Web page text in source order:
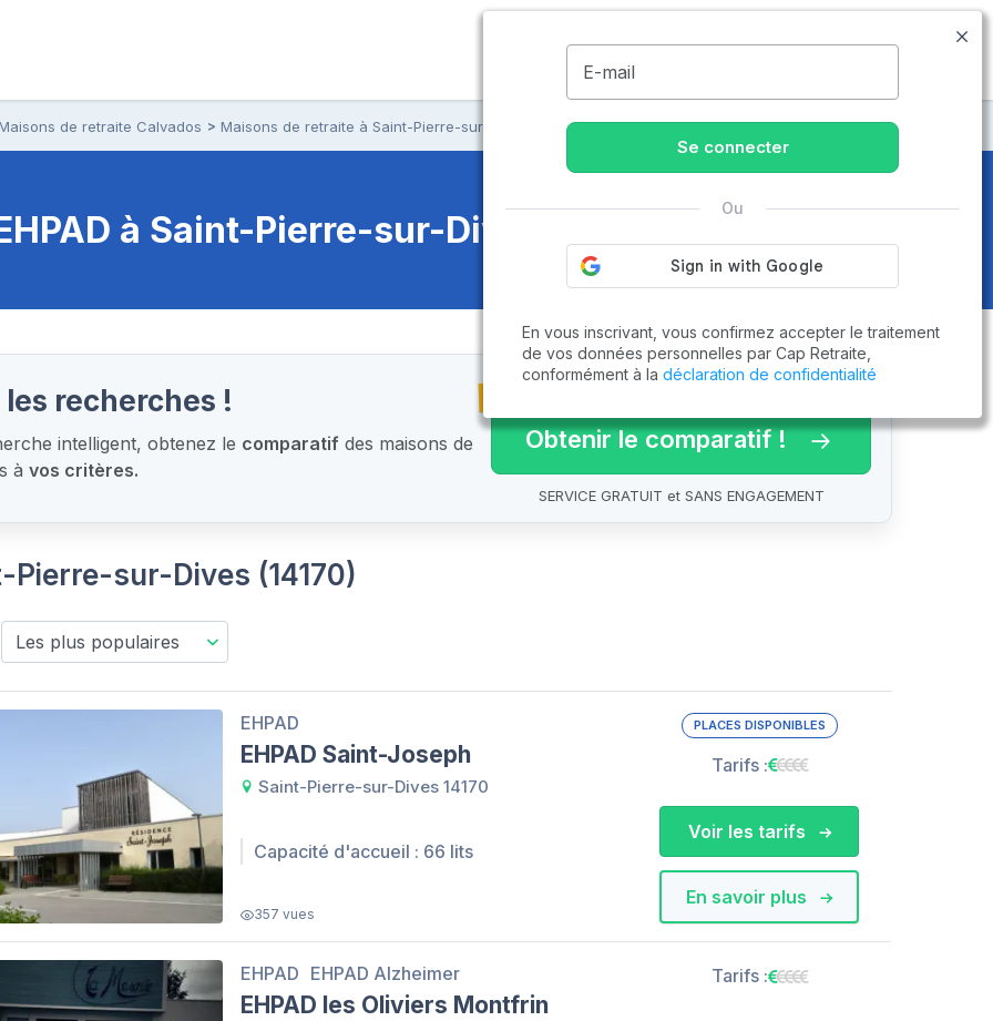
02.61.88.00.86
de retraite Calvados Maisons de retraite à Saint-Pierre-sur-Dives
à Saint-Pierre-sur-Dives (14170)
recherches !
intelligent, obtenez le comparatifdes maisons de
à vos critères.
Obtenir le comparatif !
SERVICE GRATUIT et SANS ENGAGEMENT
sur-Dives (14170)
EHPAD
EHPAD Saint-Joseph
Saint-Pierre-sur-Dives 14170
Capacité d'accueil : 66 lits
357 vues
PLACES DISPONIBLES
Tarifs :
En savoir plus
Voir les tarifs
EHPAD EHPAD Alzheimer
EHPAD les Oliviers Montfrin
Tarifs :
E-mail
Se connecter
Ou
En vous inscrivant, vous confirmez accepter le traitement
de vos données personnelles par Cap Retraite,
conformément à la déclaration de confidentialité